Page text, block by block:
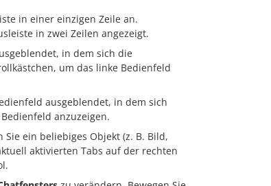
in einer einzigen Zeile an.
in zwei Zeilen angezeigt.
in dem sich die
um das linke Bedienfeld
ausgeblendet, in dem sich
anzuzeigen.
ein beliebiges Objekt (z. B. Bild,
aktivierten Tabs auf der rechten